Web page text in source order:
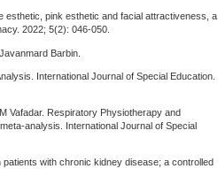
esthetic, pink esthetic and facial attractiveness, a
2022; 5(2): 046-050.
Barbin.
International Journal of Special Education.
Vafadar. Respiratory Physiotherapy and
analysis. International Journal of Special
with chronic kidney disease; a controlled